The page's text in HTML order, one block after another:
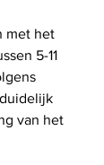
met het
5-11
van het